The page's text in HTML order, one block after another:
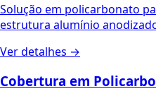
Solução em policarbonato
estrutura alumínio
Ver detalhes →
Cobertura em